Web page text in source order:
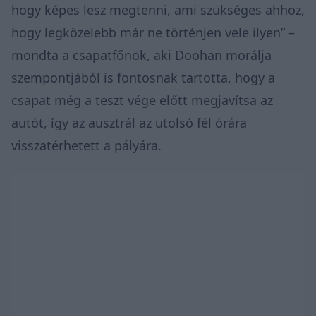
hogy képes lesz megtenni, ami szükséges ahhoz,
hogy legközelebb már ne történjen vele ilyen” –
mondta a csapatfőnök, aki Doohan morálja
szempontjából is fontosnak tartotta, hogy a
csapat még a teszt vége előtt megjavítsa az
autót, így az ausztrál az utolsó fél órára
visszatérhetett a pályára.